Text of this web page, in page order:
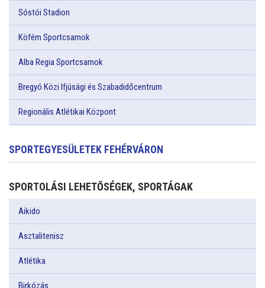
Sóstói Stadion
Köfém Sportcsarnok
Alba Regia Sportcsarnok
Bregyó Közi Ifjúsági és Szabadidőcentrum
Regionális Atlétikai Központ
SPORTEGYESÜLETEK FEHÉRVÁRON
SPORTOLÁSI LEHETŐSÉGEK, SPORTÁGAK
Aikido
Asztalitenisz
Atlétika
Birkózás